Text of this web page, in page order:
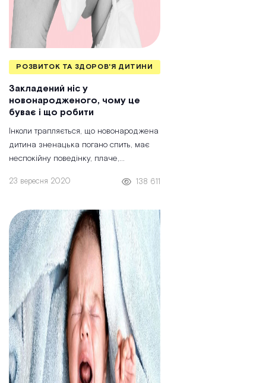
РОЗВИТОК ТА ЗДОРОВ'Я ДИТИНИ
Закладений ніс у
новонародженого, чому це
буває і що робити
Інколи трапляється, що новонароджена
дитина зненацька погано спить, має
неспокійну поведінку, плаче,
малюка закладений ніс. Батьки
23 вересня 2020 138 611